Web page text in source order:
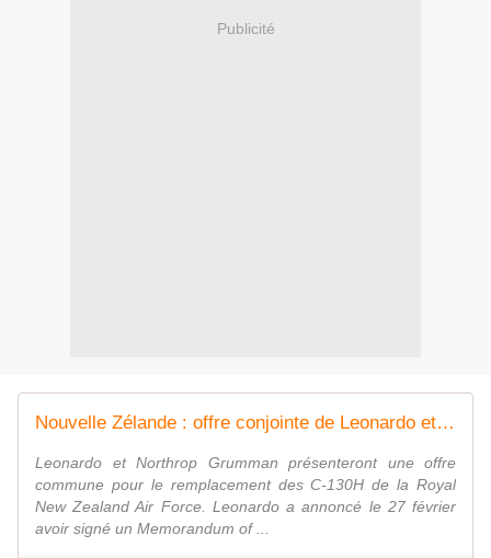
Publicité
Nouvelle Zélande : offre conjointe de Leonardo et Northrop Grumman - Air&Cosmos
Leonardo et Northrop Grumman présenteront une offre
commune pour le remplacement des C-130H de la Royal
New Zealand Air Force. Leonardo a annoncé le 27 février
avoir signé un Memorandum of ...